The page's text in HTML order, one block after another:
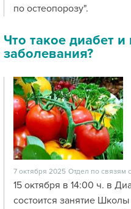
по остеопорозу".
Что такое диабет и
заболевания?
7 октября 2025 Отдел по связям
15 октября в 14:00 ч. в
состоится занятие